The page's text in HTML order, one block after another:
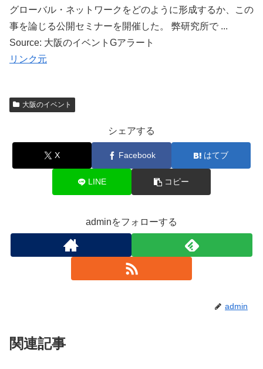
グローバル・ネットワークをどのように形成するか、この
事を論じる公開セミナーを開催した。 弊研究所で ...
Source: 大阪のイベントGアラート
リンク元
大阪のイベント
シェアする
X Facebook はてブ
LINE コピー
adminをフォローする
admin
関連記事